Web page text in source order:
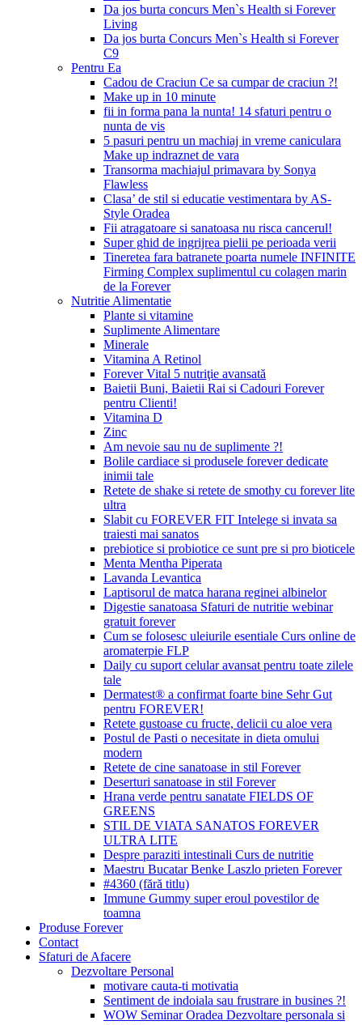
Da jos burta concurs Men`s Health si Forever
Living
Da jos burta Concurs Men`s Health si Forever
C9
Pentru Ea
Cadou de Craciun Ce sa cumpar de craciun ?!
Make up in 10 minute
fii in forma pana la nunta! 14 sfaturi pentru o
nunta de vis
5 pasuri pentru un machiaj in vreme caniculara
Make up indraznet de vara
Transorma machiajul primavara by Sonya
Flawless
Clasa’ de stil si educatie vestimentara by AS-
Style Oradea
Fii atragatoare si sanatoasa nu risca cancerul!
Super ghid de ingrijrea pielii pe perioada verii
Tineretea fara batranete poarta numele INFINITE
Firming Complex suplimentul cu colagen marin
de la Forever
Nutritie Alimentatie
Plante si vitamine
Suplimente Alimentare
Minerale
Vitamina A Retinol
Forever Vital 5 nutriţie avansată
Baietii Buni, Baietii Rai si Cadouri Forever
pentru Clienti!
Vitamina D
Zinc
Am nevoie sau nu de suplimente ?!
Bolile cardiace si produsele forever dedicate
inimii tale
Retete de shake si retete de smothy cu forever lite
ultra
Slabit cu FOREVER FIT Intelege si invata sa
traiesti mai sanatos
prebiotice si probiotice ce sunt pre si pro bioticele
Menta Mentha Piperata
Lavanda Levantica
Laptisorul de matca harana reginei albinelor
Digestie sanatoasa Sfaturi de nutritie webinar
gratuit forever
Cum se folosesc uleiurile esentiale Curs online de
aromaterpie FLP
Daily cu suport celular avansat pentru toate zilele
tale
Dermatest® a confirmat foarte bine Sehr Gut
pentru FOREVER!
Retete gustoase cu fructe, delicii cu aloe vera
Postul de Pasti o necesitate in dieta omului
modern
Retete de cine sanatoase in stil Forever
Deserturi sanatoase in stil Forever
Hrana verde pentru sanatate FIELDS OF
GREENS
STIL DE VIATA SANATOS FOREVER
ULTRA LITE
Despre paraziti intestinali Curs de nutritie
Maestru Bucatar Benke Laszlo prieten Forever
#4360 (fără titlu)
Immune Gummy super eroul povestilor de
toamna
Produse Forever
Contact
Sfaturi de Afacere
Dezvoltare Personal
motivare cauta-ti motivatia
Sentiment de indoiala sau frustrare in busines ?!
WOW Seminar Oradea Dezvoltare personala si